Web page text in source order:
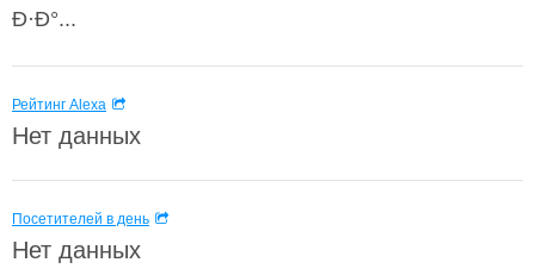
Ð·Ð°...
Рейтинг Alexa
Нет данных
Посетителей в день
Нет данных